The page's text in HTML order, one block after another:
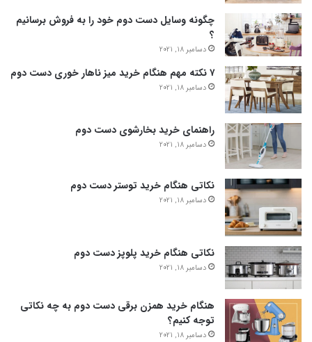
چگونه وسایل دست دوم خود را به فروش برسانیم
؟
دسامبر 18, 2021
۷ نکته مهم هنگام خرید میز ناهار خوری دست دوم
دسامبر 18, 2021
راهنمای خرید بخارشوی دست دوم
دسامبر 18, 2021
نکاتی هنگام خرید توستر دست دوم
دسامبر 18, 2021
نکاتی هنگام خرید پلوپز دست دوم
دسامبر 18, 2021
هنگام خرید همزن برقی دست دوم به چه نکاتی
توجه کنیم؟
دسامبر 18, 2021